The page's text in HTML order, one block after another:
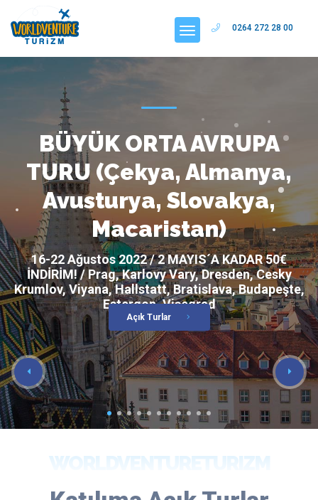
0264 272 28 00
BÜYÜK ORTA AVRUPA
TURU (Çekya, Almanya,
Avusturya, Slovakya,
Macaristan)
16-22 Ağustos 2022 / 2 MAYIS´A KADAR 50€
İNDİRİM! / Prag, Karlovy Vary, Dresden, Cesky
Krumlov, Viyana, Hallstatt, Bratislava, Budapeşte,
Estergon, Vişegrad
Açık Turlar
WORLDVENTURETURIZM